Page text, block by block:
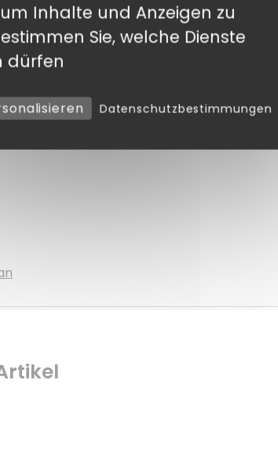
Inhalte und Anzeigen zu
Sie, welche Dienste
dürfen
Datenschutzbestimmungen